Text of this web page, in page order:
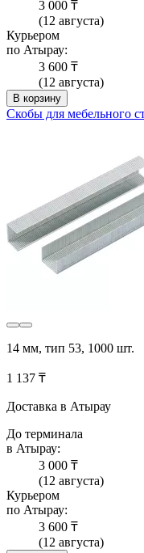
3 000 ₸
(12 августа)
Курьером
по Атырау:
3 600 ₸
(12 августа)
В корзину
Скобы для мебельного
14 мм, тип 53, 1000 шт.
1 137 ₸
Доставка в Атырау
До терминала
в Атырау:
3 000 ₸
(12 августа)
Курьером
по Атырау:
3 600 ₸
(12 августа)